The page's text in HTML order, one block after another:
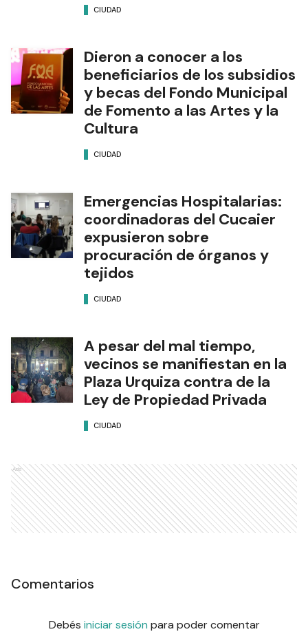
CIUDAD
Dieron a conocer a los
beneficiarios de los subsidios
y becas del Fondo Municipal
de Fomento a las Artes y la
Cultura
CIUDAD
Emergencias Hospitalarias:
coordinadoras del Cucaier
expusieron sobre
procuración de órganos y
tejidos
CIUDAD
A pesar del mal tiempo,
vecinos se manifiestan en la
Plaza Urquiza contra de la
Ley de Propiedad Privada
CIUDAD
Ads
Comentarios
Debés iniciar sesión para poder comentar